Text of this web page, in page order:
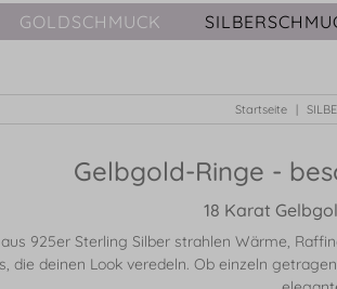
GOLDSCHMUCK
Startseite
Gelbgold-Ringe -
18 Karat
925er Sterling Silber strahlen Wärme,
die deinen Look veredeln. Ob einzeln